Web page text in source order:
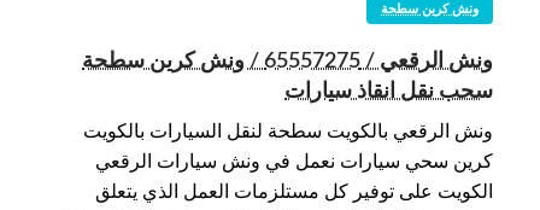
ونش كرين سطحة
ونش الرقعي / 65557275 / ونش كرين سطحة
سحب نقل انقاذ سيارات
ونش الرقعي بالكويت سطحة لنقل السيارات بالكويت
كرين سحي سيارات نعمل في ونش سيارات الرقعي
الكويت على توفير كل مستلزمات العمل الذي يتعلق